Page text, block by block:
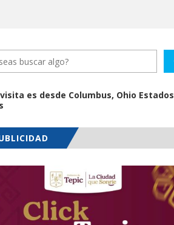
es desde Columbus, Ohio Estados